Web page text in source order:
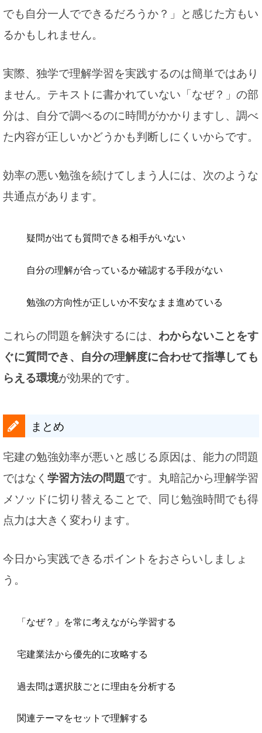
でも自分一人でできるだろうか？」と感じた方もい
るかもしれません。
実際、独学で理解学習を実践するのは簡単ではあり
ません。テキストに書かれていない「なぜ？」の部
分は、自分で調べるのに時間がかかりますし、調べ
た内容が正しいかどうかも判断しにくいからです。
効率の悪い勉強を続けてしまう人には、次のような
共通点があります。
疑問が出ても質問できる相手がいない
自分の理解が合っているか確認する手段がない
勉強の方向性が正しいか不安なまま進めている
これらの問題を解決するには、 わからないことをす
ぐに質問でき、自分の理解度に合わせて指導しても
らえる環境が効果的です。
まとめ
宅建の勉強効率が悪いと感じる原因は、能力の問題
ではなく 学習方法の問題です。丸暗記から理解学習
メソッドに切り替えることで、同じ勉強時間でも得
点力は大きく変わります。
今日から実践できるポイントをおさらいしましょ
う。
「なぜ？」を常に考えながら学習する
宅建業法から優先的に攻略する
過去問は選択肢ごとに理由を分析する
関連テーマをセットで理解する